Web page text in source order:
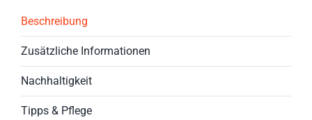
Beschreibung
Zusätzliche Informationen
Nachhaltigkeit
Tipps & Pflege